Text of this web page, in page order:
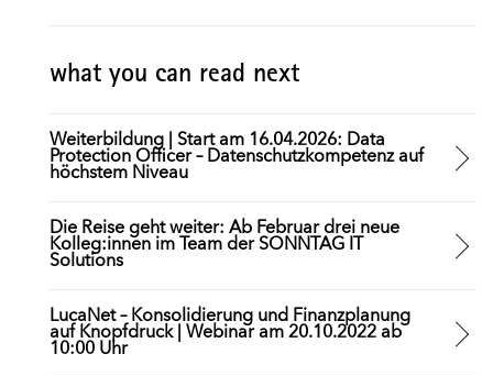
what you can read next
Weiterbildung | Start am 16.04.2026: Data
Protection Officer – Datenschutzkompetenz auf
höchstem Niveau
Die Reise geht weiter: Ab Februar drei neue
Kolleg:innen im Team der SONNTAG IT
Solutions
LucaNet – Konsolidierung und Finanzplanung
auf Knopfdruck | Webinar am 20.10.2022 ab
10:00 Uhr